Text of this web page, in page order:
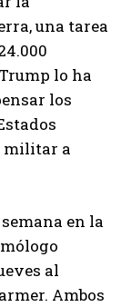
una tarea
lo ha
los
militar a
en la
al
Ambos